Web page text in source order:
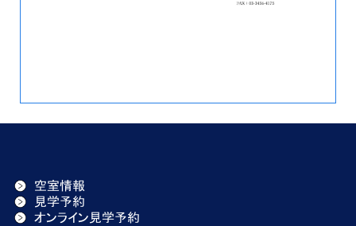
空室情報
見学予約
オンライン見学予約